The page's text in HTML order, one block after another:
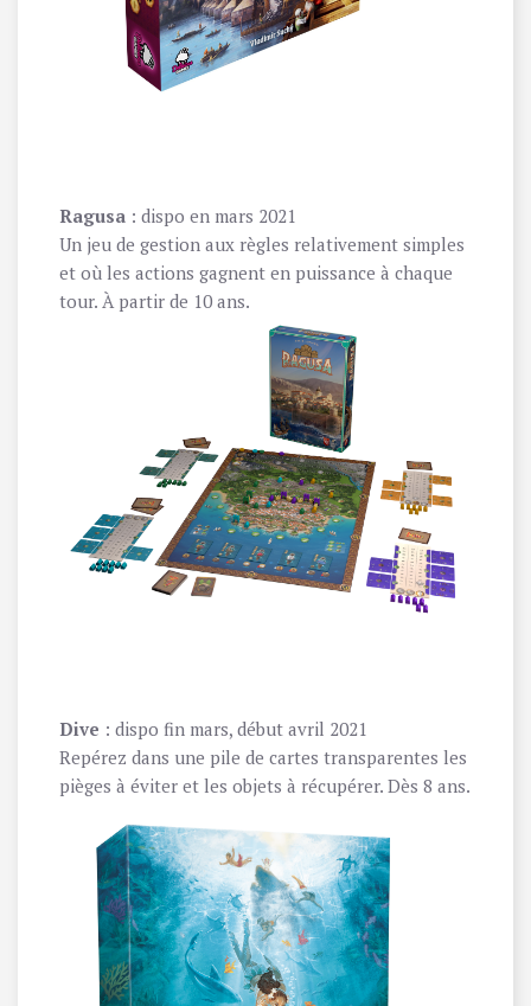
Ragusa : dispo en mars 2021
Un jeu de gestion aux règles relativement simples
et où les actions gagnent en puissance à chaque
tour. À partir de 10 ans.
Dive : dispo fin mars, début avril 2021
Repérez dans une pile de cartes transparentes les
pièges à éviter et les objets à récupérer. Dès 8 ans.